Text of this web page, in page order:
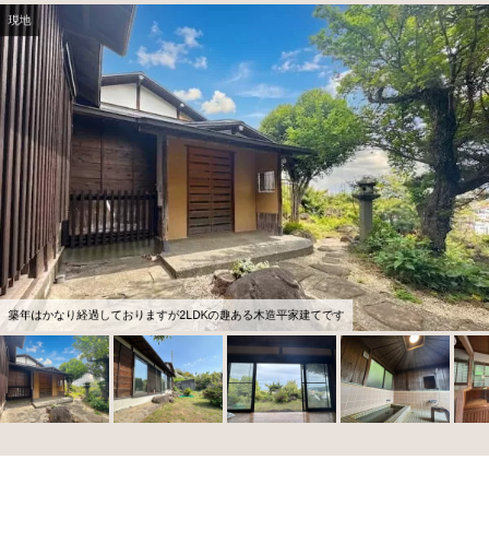
現地
築年はかなり経過しておりますが2LDKの趣ある木造平家建てです